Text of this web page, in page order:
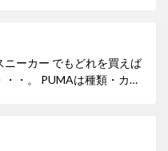
ニーカー でもどれを買えば
種類・カラ